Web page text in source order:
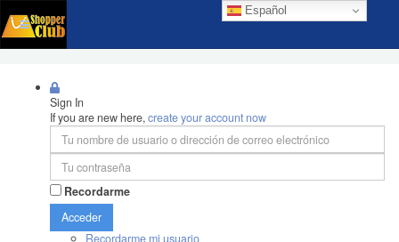
Español
Sign In
If you are new here,create your account now
Recordarme
Acceder
Recordarme mi usuario